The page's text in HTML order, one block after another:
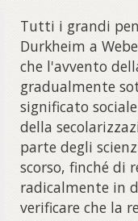
Tutti i grandi
Durkheim a
che l'avvento
gradualmente
significato
della
parte degli
scorso, finché di
radicalmente in
verificare che la